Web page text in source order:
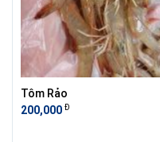
Tôm Rảo
200,000 Đ